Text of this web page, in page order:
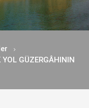
GÜZERGÂHININ